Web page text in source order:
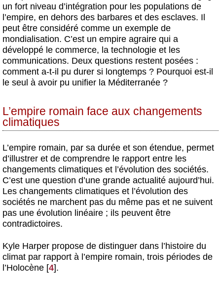
un fort niveau d’intégration pour les populations de
l’empire, en dehors des barbares et des esclaves. Il
peut être considéré comme un exemple de
mondialisation. C’est un empire agraire qui a
développé le commerce, la technologie et les
communications. Deux questions restent posées :
comment a-t-il pu durer si longtemps ? Pourquoi est-il
le seul à avoir pu unifier la Méditerranée ?
L’empire romain face aux changements
climatiques
L’empire romain, par sa durée et son étendue, permet
d’illustrer et de comprendre le rapport entre les
changements climatiques et l’évolution des sociétés.
C’est une question d’une grande actualité aujourd’hui.
Les changements climatiques et l’évolution des
sociétés ne marchent pas du même pas et ne suivent
pas une évolution linéaire ; ils peuvent être
contradictoires.
Kyle Harper propose de distinguer dans l’histoire du
climat par rapport à l’empire romain, trois périodes de
l’Holocène [4].